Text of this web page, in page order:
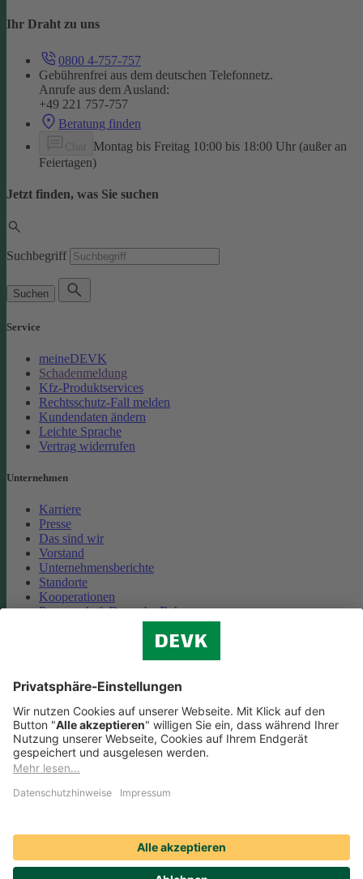
Ihr Draht zu uns
0800 4-757-757
Gebührenfrei aus dem deutschen Telefonnetz.
Anrufe aus dem Ausland:
+49 221 757-757
Beratung finden
Montag bis Freitag 10:00 bis 18:00 Uhr (außer an
Feiertagen)
Jetzt finden, was Sie suchen
Suchbegriff
Suchen
Service
meineDEVK
Schadenmeldung
Kfz-Produktservices
Rechtsschutz-Fall melden
Kundendaten ändern
Leichte Sprache
Vertrag widerrufen
Unternehmen
Karriere
Presse
Das sind wir
Vorstand
Unternehmensberichte
Standorte
Kooperationen
Partnerschaft Deutsche Bahn
Cookie-Einstellungen
Datenschutz
Impressum
Streitbeilegung
Nutzungshinweise
Compliance
Social Media Icons sowie Verlinkungen, die mit